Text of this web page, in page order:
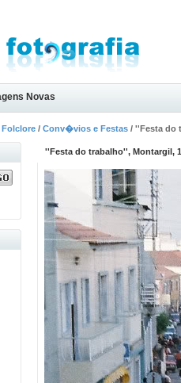
Novas
Folclore /Conv�vios e Festas / ''Festa do
''Festa do trabalho'', Montargil,